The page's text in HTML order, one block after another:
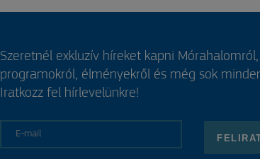
Szeretnél exkluzív híreket kapni Mórahalomról,
programokról, élményekről és még sok
Iratkozz fel hírlevelünkre!